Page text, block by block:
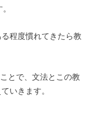
程度慣れてきたら教
とで、文法とこの教
いきます。